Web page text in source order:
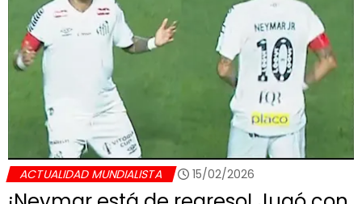
ACTUALIDAD MUNDIALISTA 15/02/2026